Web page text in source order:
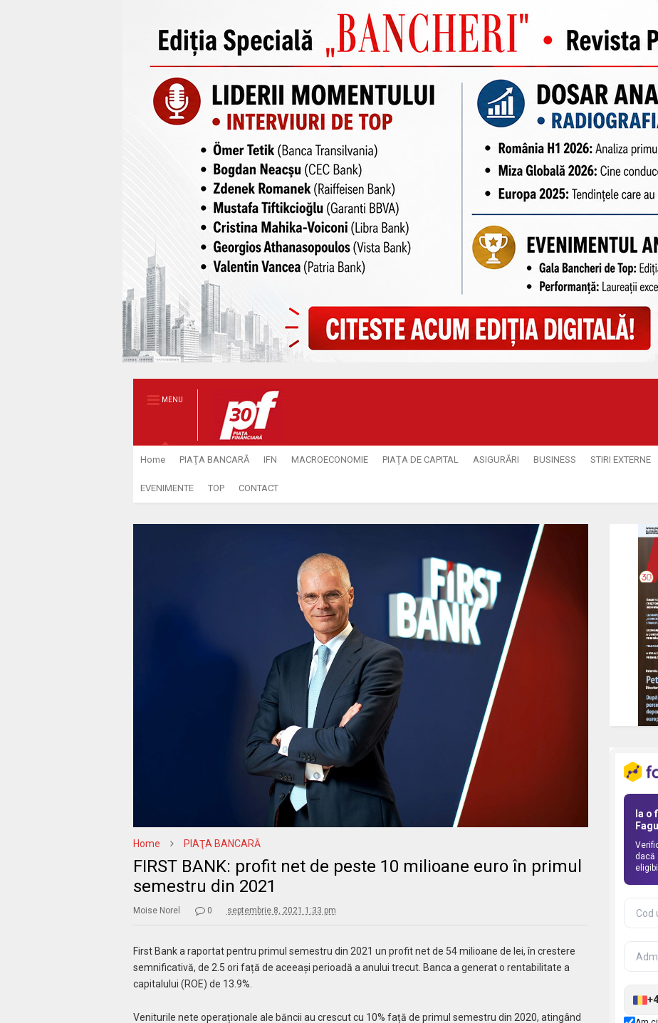
MENU
Home PIAŢA BANCARĂ IFN MACROECONOMIE PIAŢA DE CAPITAL ASIGURĂRI BUSINESS STIRI EXTERNE
EVENIMENTE TOP CONTACT
Home PIAŢA BANCARĂ
FIRST BANK: profit net de peste 10 milioane euro în primul
semestru din 2021
Moise Norel 0 septembrie 8, 2021 1:33 pm
First Bank a raportat pentru primul semestru din 2021 un profit net de 54 milioane de lei, în crestere
semnificativă, de 2.5 ori față de aceeași perioadă a anului trecut. Banca a generat o rentabilitate a
capitalului (ROE) de 13.9%.
Veniturile nete operaționale ale băncii au crescut cu 10% față de primul semestru din 2020, atingând